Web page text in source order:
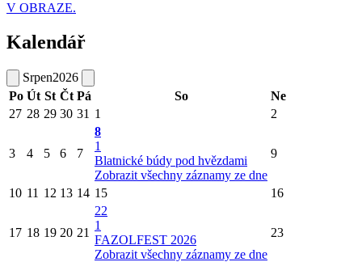
V OBRAZE.
Kalendář
Srpen2026
Po Út St Čt Pá So
Ne
27 28 29 30 31 1 2
3 4 5 6 7
8
1
Blatnické búdy pod hvězdami
Zobrazit všechny záznamy ze dne
9
10 11 12 13 14 15 16
17 18 19 20 21
22
1
FAZOLFEST 2026
Zobrazit všechny záznamy ze dne
23